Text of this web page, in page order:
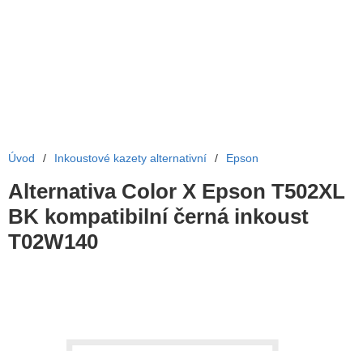
Úvod / Inkoustové kazety alternativní / Epson
Alternativa Color X Epson T502XL
BK kompatibilní černá inkoust
T02W140